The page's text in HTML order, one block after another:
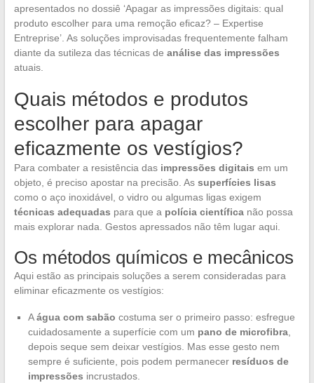
apresentados no dossiê ‘Apagar as impressões digitais: qual
produto escolher para uma remoção eficaz? – Expertise
Entreprise’. As soluções improvisadas frequentemente falham
diante da sutileza das técnicas de análise das impressões
atuais.
Quais métodos e produtos
escolher para apagar
eficazmente os vestígios?
Para combater a resistência das impressões digitais em um
objeto, é preciso apostar na precisão. As superfícies lisas
como o aço inoxidável, o vidro ou algumas ligas exigem
técnicas adequadas para que a polícia científicanão possa
mais explorar nada. Gestos apressados não têm lugar aqui.
Os métodos químicos e mecânicos
Aqui estão as principais soluções a serem consideradas para
eliminar eficazmente os vestígios:
Aágua com sabão costuma ser o primeiro passo: esfregue
cuidadosamente a superfície com um pano de microfibra,
depois seque sem deixar vestígios. Mas esse gesto nem
sempre é suficiente, pois podem permanecer resíduos de
impressões incrustados.